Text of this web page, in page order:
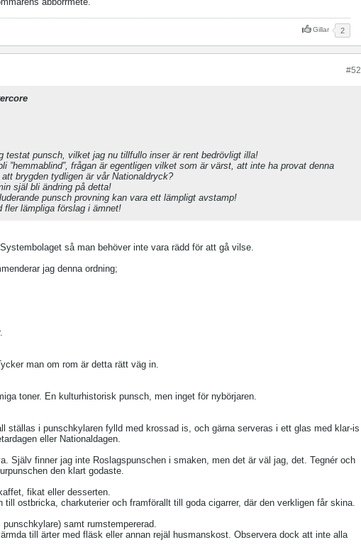
Gillar 2
#52
testat punsch, vilket jag nu tillfullo inser är rent bedrövligt illa!
”hemmablind”, frågan är egentligen vilket som är värst, att inte ha provat denna
brygden tydligen är vår Nationaldryck?
själ bli ändring på detta!
punsch provning kan vara ett lämpligt avstamp!
fler lämpliga förslag i ämnet!
så man behöver inte vara rädd för att gå vilse.
jag denna ordning;
man om rom är detta rätt väg in.
toner. En kulturhistorisk punsch, men inget för nybörjaren.
ställas i punschkylaren fylld med krossad is, och gärna serveras i ett glas med klar-is
eller Nationaldagen.
Själv finner jag inte Roslagspunschen i smaken, men det är väl jag, det. Tegnér och
den klart godaste.
fikat eller desserten.
till ostbricka, charkuterier och framförallt till goda cigarrer, där den verkligen får skina.
samt rumstempererad.
till ärter med fläsk eller annan rejäl husmanskost. Observera dock att inte alla